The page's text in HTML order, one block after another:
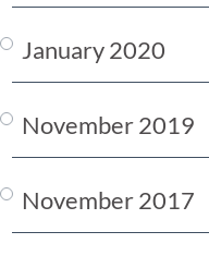
January 2020
November 2019
November 2017